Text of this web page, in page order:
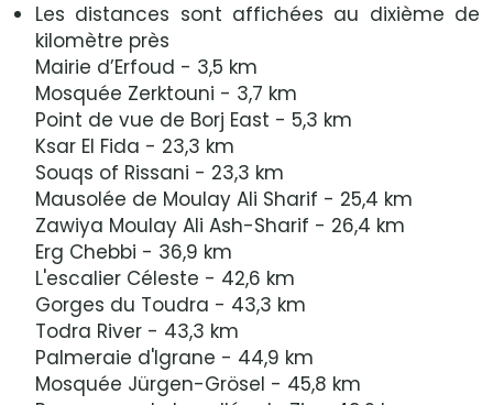
Les distances sont affichées au dixième de
kilomètre près
Mairie d’Erfoud - 3,5 km
Mosquée Zerktouni - 3,7 km
Point de vue de Borj East - 5,3 km
Ksar El Fida - 23,3 km
Souqs of Rissani - 23,3 km
Mausolée de Moulay Ali Sharif - 25,4 km
Zawiya Moulay Ali Ash-Sharif - 26,4 km
Erg Chebbi - 36,9 km
L'escalier Céleste - 42,6 km
Gorges du Toudra - 43,3 km
Todra River - 43,3 km
Palmeraie d'Igrane - 44,9 km
Mosquée Jürgen-Grösel - 45,8 km